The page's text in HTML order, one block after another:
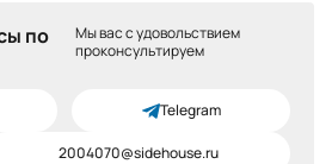
по
Мы вас с удовольствием
проконсультируем
Telegram
2004070@sidehouse.ru